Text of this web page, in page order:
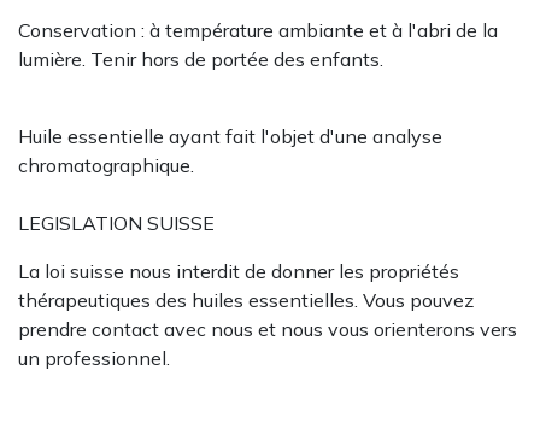
Conservation : à température ambiante et à l'abri de la
lumière. Tenir hors de portée des enfants.
Huile essentielle ayant fait l'objet d'une analyse
chromatographique.
LEGISLATION SUISSE
La loi suisse nous interdit de donner les propriétés
thérapeutiques des huiles essentielles. Vous pouvez
prendre contact avec nous et nous vous orienterons vers
un professionnel.